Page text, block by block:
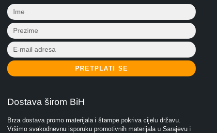
PRETPLATI SE
Dostava širom BiH
Brza dostava promo materijala i štampe pokriva cijelu državu.
Vršimo svakodnevnu isporuku promotivnih materijala u Sarajevu i